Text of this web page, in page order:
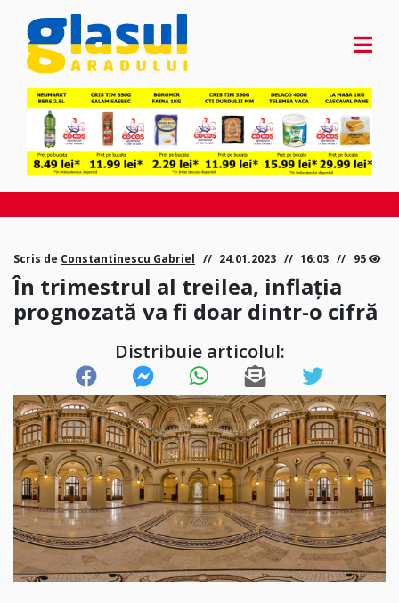
Scris de Constantinescu Gabriel 24.01.2023 16:03 95
În trimestrul al treilea, inflația
prognozată va fi doar dintr-o cifră
Distribuie articolul: